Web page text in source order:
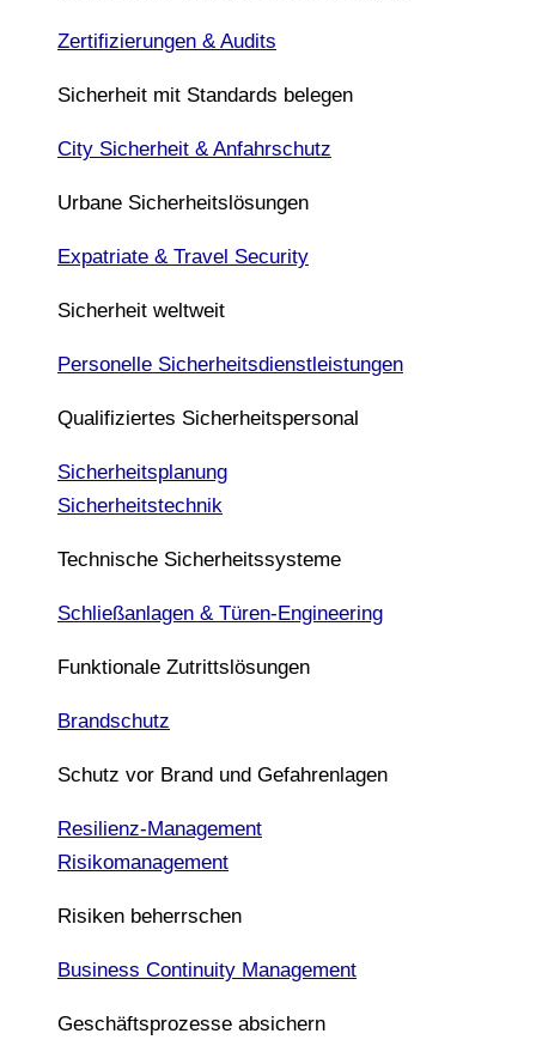
Zertifizierungen & Audits
Sicherheit mit Standards belegen
City Sicherheit & Anfahrschutz
Urbane Sicherheitslösungen
Expatriate & Travel Security
Sicherheit weltweit
Personelle Sicherheitsdienstleistungen
Qualifiziertes Sicherheitspersonal
Sicherheitsplanung
Sicherheitstechnik
Technische Sicherheitssysteme
Schließanlagen & Türen-Engineering
Funktionale Zutrittslösungen
Brandschutz
Schutz vor Brand und Gefahrenlagen
Resilienz-Management
Risikomanagement
Risiken beherrschen
Business Continuity Management
Geschäftsprozesse absichern